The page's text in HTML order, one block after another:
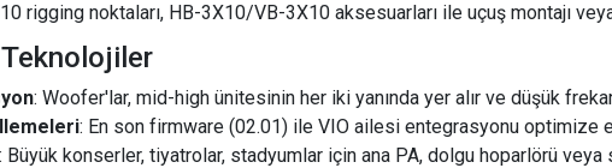
rigging noktaları, HB-3X10/VB-3X10 aksesuarları ile uçuş montajı
: Woofer'lar, mid-high ünitesinin her iki yanında yer alır ve düşük
: En son firmware (02.01) ile VIO ailesi entegrasyonu optimize
: Büyük konserler, tiyatrolar, stadyumlar için ana PA, dolgu hoparlörü